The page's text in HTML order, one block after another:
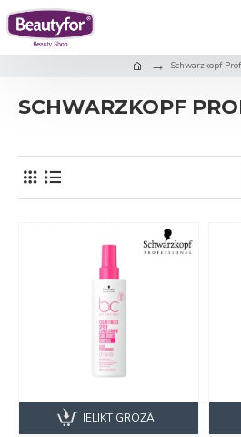
Schwarzkopf
SCHWARZKOPF
IELIKT GROZĀ